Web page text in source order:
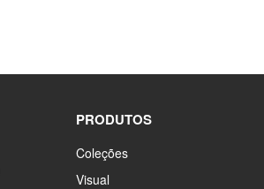
PRODUTOS
Coleções
Visual